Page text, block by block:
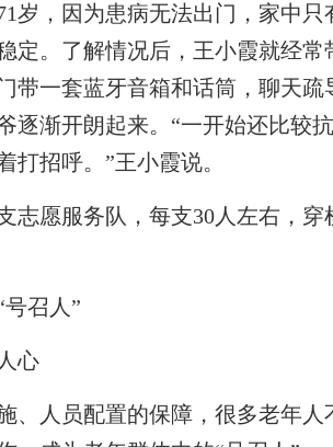
，因为患病无法出门，家中只
定。了解情况后，王小霞就经
带一套蓝牙音箱和话筒，聊天
逐渐开朗起来。“一开始还比较
打招呼。”王小霞说。
愿服务队，每支30人左右，穿
召人”
心
人员配置的保障，很多老年人